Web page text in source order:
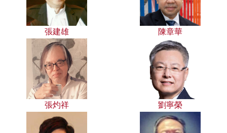
張建雄 陳章華
張灼祥 劉寧榮